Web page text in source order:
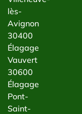
lès-
Avignon
30400
Élagage
Vauvert
30600
Élagage
Pont-
Saint-